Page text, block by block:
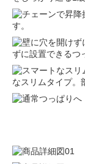
す。
ずに設置できるつ
なスリムタイプ。